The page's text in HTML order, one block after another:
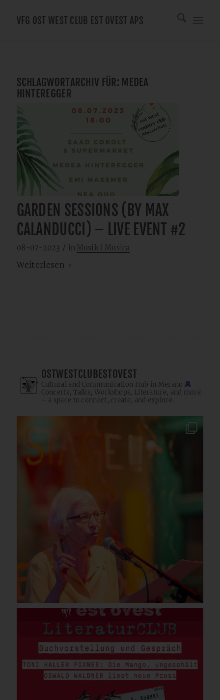
VFG OST WEST CLUB EST OVEST APS
SCHLAGWORTARCHIV FÜR: MEDEA
HINTEREGGER
GARDEN SESSIONS (BY MAX
CALANDUCCI) – LIVE EVENT #2
08-07-2023 / in Musik | Musica
Weiterlesen
OSTWESTCLUBESTOVEST
Cultural and Communication Hub in Merano
Concerts, Talks, Workshops, Literature, and more
– a space to connect, create, and explore.